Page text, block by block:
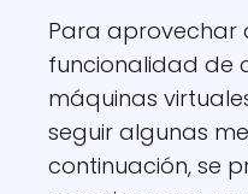
Para aprovechar
funcionalidad de
máquinas
seguir algunas
continuación, se